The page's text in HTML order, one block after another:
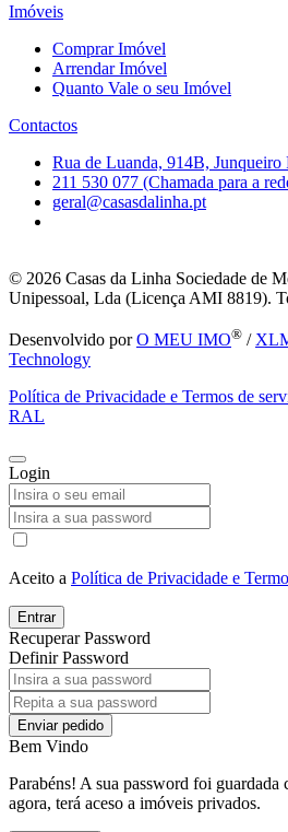
Imóveis
Comprar Imóvel
Arrendar Imóvel
Quanto Vale o seu Imóvel
Contactos
Rua de Luanda, 914B, Junqueiro
211 530 077 (Chamada para a
geral@casasdalinha.pt
© 2026 Casas da Linha Sociedade de
Unipessoal, Lda (Licença AMI 8819).
Desenvolvido porO MEU IMO® /
Technology
Política de Privacidade e Termos de
RAL
Login
Aceito a Política de Privacidade e
Entrar
Recuperar Password
Definir Password
Enviar pedido
Bem Vindo
Parabéns! A sua password foi guardada
agora, terá aceso a imóveis privados.